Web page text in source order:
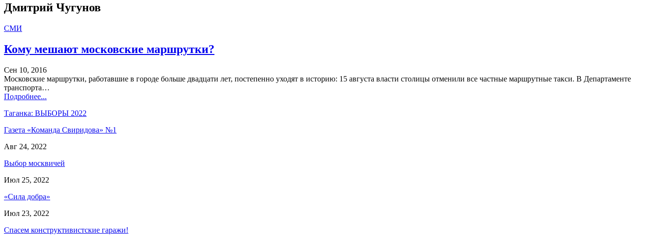
Дмитрий Чугунов
СМИ
Кому мешают московские маршрутки?
Сен 10, 2016
Московские маршрутки, работавшие в городе больше двадцати лет, постепенно уходят в историю: 15 августа власти столицы отменили все частные маршрутные такси. В Департаменте
транспорта…
Подробнее...
Таганка: ВЫБОРЫ 2022
Газета «Команда Свиридова» №1
Авг 24, 2022
Выбор москвичей
Июл 25, 2022
«Сила добра»
Июл 23, 2022
Спасем конструктивистские гаражи!